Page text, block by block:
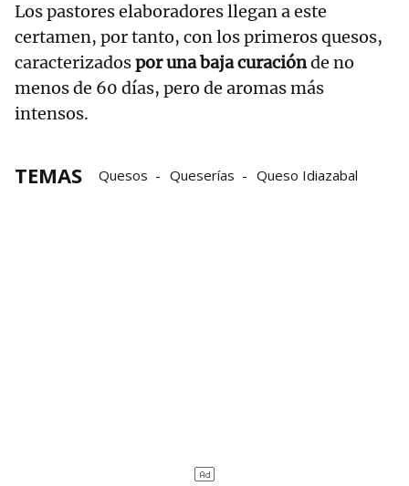
Los pastores elaboradores llegan a este
certamen, por tanto, con los primeros quesos,
caracterizadospor una baja curaciónde no
menos de 60 días, pero de aromas más
intensos.
TEMAS Quesos Queserías Queso Idiazabal